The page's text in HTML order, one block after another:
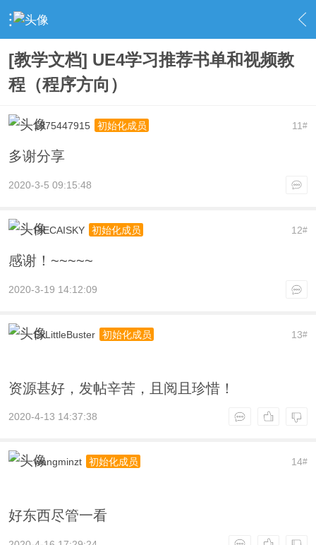
› UnrealEngine 4 专区 › UE4 教学资料 › 内容
[教学文档] UE4学习推荐书单和视频教
程（程序方向）
11#
1375447915 初始化成员
多谢分享
2020-3-5 09:15:48
12#
PIECAISKY 初始化成员
感谢！~~~~~
2020-3-19 14:12:09
13#
ExLittleBuster 初始化成员
资源甚好，发帖辛苦，且阅且珍惜！
2020-4-13 14:37:38
14#
wangminzt 初始化成员
好东西尽管一看